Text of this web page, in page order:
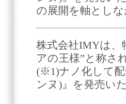
の展開を軸とし
株式会社IMYは、
アの王様”と称さ
(※1)ナノ化して
ンヌ)』を発売い